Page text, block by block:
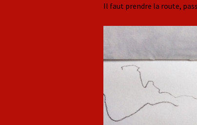
Il faut prendre la route,